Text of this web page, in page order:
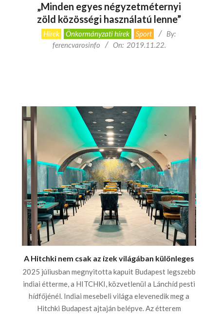
„Minden egyes négyzetméternyi
zöld közösségi használatú lenne”
2019-Hírek Önkormányzati hírek Sport
By:
ferencvarosinfo
On: 2019.11.22.
A Hitchki nem csak az ízek világában különleges
2025 júliusban megnyitotta kapuit Budapest legszebb
indiai étterme, a HITCHKI, közvetlenül a Lánchíd pesti
hídfőjénél. Indiai mesebeli világa elevenedik meg a
Hitchki Budapest ajtaján belépve. Az étterem